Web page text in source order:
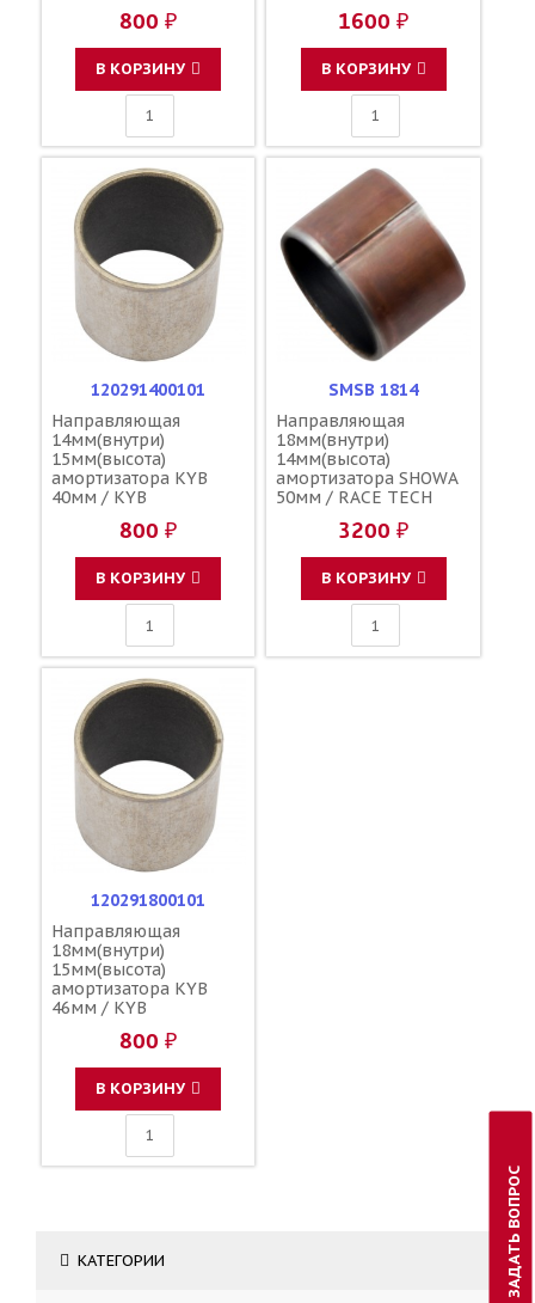
800 ₽
В КОРЗИНУ
1600 ₽
В КОРЗИНУ
120291400101
Направляющая
14мм(внутри)
15мм(высота)
амортизатора KYB
40мм / KYB
800 ₽
В КОРЗИНУ
SMSB 1814
Направляющая
18мм(внутри)
14мм(высота)
амортизатора SHOWA
50мм / RACE TECH
3200 ₽
В КОРЗИНУ
120291800101
Направляющая
18мм(внутри)
15мм(высота)
амортизатора KYB
46мм / KYB
800 ₽
В КОРЗИНУ
КАТЕГОРИИ ЗАДАТЬ ВОПРОС